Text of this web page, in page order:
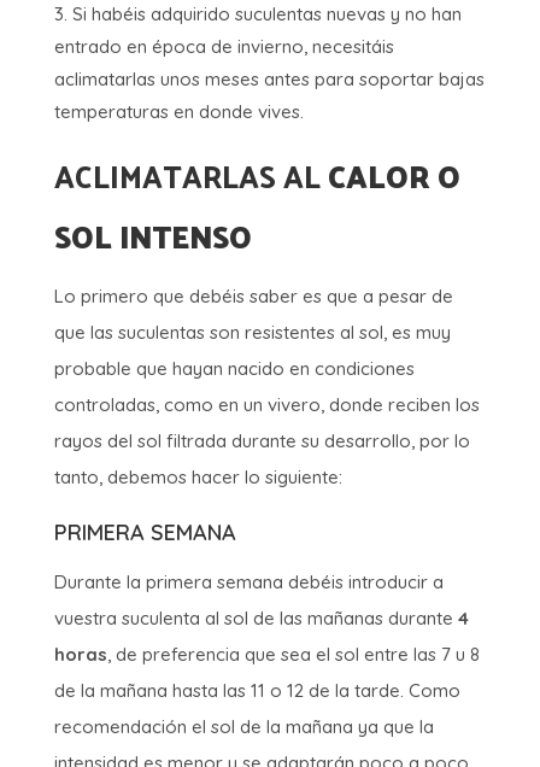
Si habéis adquirido suculentas nuevas y no han
entrado en época de invierno, necesitáis
aclimatarlas unos meses antes para soportar bajas
temperaturas en donde vives.
ACLIMATARLAS ALCALOR O
SOL INTENSO
Lo primero que debéis saber es que a pesar de
que las suculentas son resistentes al sol, es muy
probable que hayan nacido en condiciones
controladas, como en un vivero, donde reciben los
rayos del sol filtrada durante su desarrollo, por lo
tanto, debemos hacer lo siguiente:
PRIMERA SEMANA
Durante la primera semana debéis introducir a
vuestra suculenta al sol de las mañanas durante 4
horas , de preferencia que sea el sol entre las 7 u 8
de la mañana hasta las 11 o 12 de la tarde. Como
recomendación el sol de la mañana ya que la
intensidad es menor y se adaptarán poco a poco